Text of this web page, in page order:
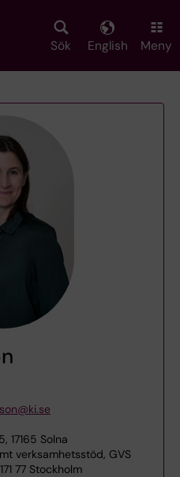
Sök English Meny
17165 Solna
verksamhetsstöd, GVS
77 Stockholm